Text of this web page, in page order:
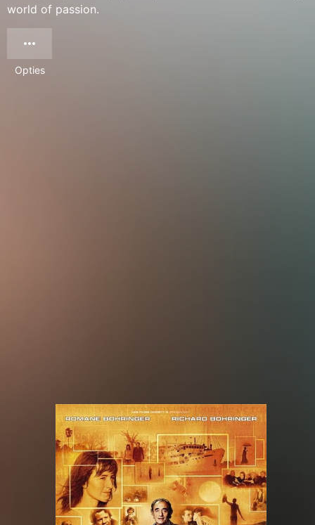
world of passion.
Opties